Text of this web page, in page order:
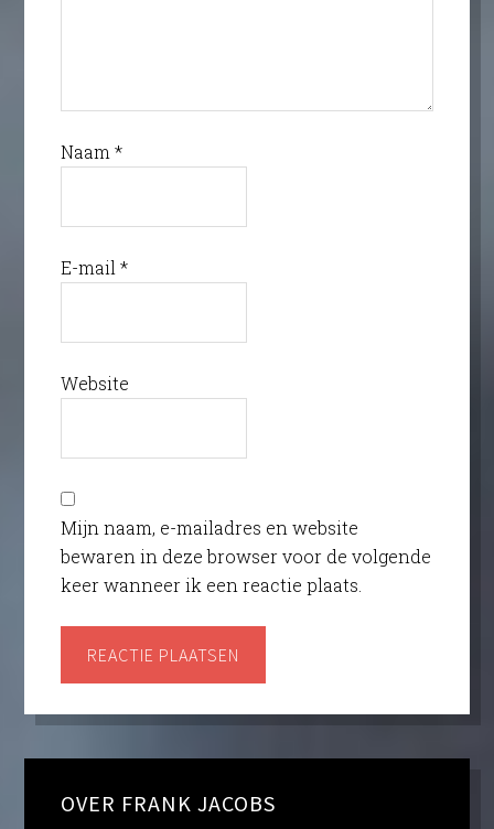
Naam*
E-mail*
Website
Mijn naam, e-mailadres en website
bewaren in deze browser voor de volgende
keer wanneer ik een reactie plaats.
OVER FRANK JACOBS